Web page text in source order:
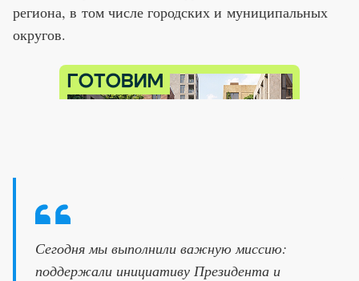
региона, в том числе городских и муниципальных
округов.
Сегодня мы выполнили важную миссию:
поддержали инициативу Президента и